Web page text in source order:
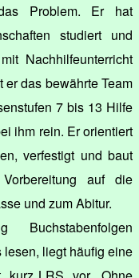
Problem. Er hat
studiert und
Nachhilfeunterricht
das bewährte Team
7 bis 13 Hilfe
ihm rein. Er orientiert
verfestigt und baut
auf die
und zum Abitur.
lesen, liegt häufig eine